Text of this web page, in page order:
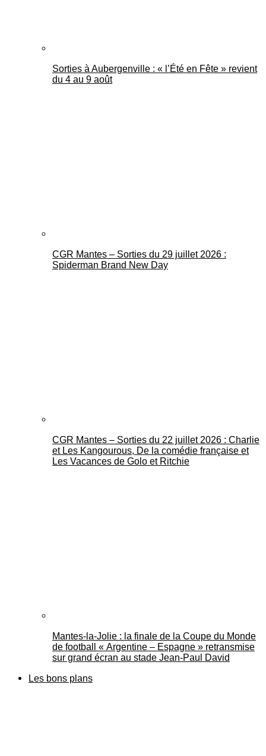
Sorties à Aubergenville : « l’Été en Fête » revient
du 4 au 9 août
CGR Mantes – Sorties du 29 juillet 2026 :
Spiderman Brand New Day
CGR Mantes – Sorties du 22 juillet 2026 : Charlie
et Les Kangourous, De la comédie française et
Les Vacances de Golo et Ritchie
Mantes-la-Jolie : la finale de la Coupe du Monde
de football « Argentine – Espagne » retransmise
sur grand écran au stade Jean-Paul David
Les bons plans